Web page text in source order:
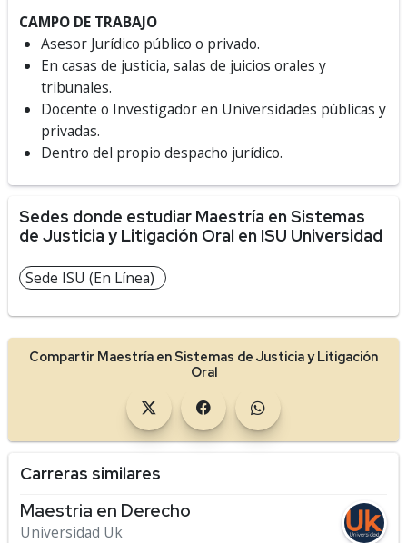
CAMPO DE TRABAJO
Asesor Jurídico público o privado.
En casas de justicia, salas de juicios orales y
tribunales.
Docente o Investigador en Universidades públicas y
privadas.
Dentro del propio despacho jurídico.
Sedes donde estudiar Maestría en Sistemas
de Justicia y Litigación Oral en ISU Universidad
Sede ISU (En Línea)
Compartir Maestría en Sistemas de Justicia y Litigación
Oral
Carreras similares
Maestria en Derecho
Universidad Uk